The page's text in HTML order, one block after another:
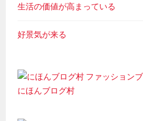
生活の価値が高まっている
好景気が来る
にほんブログ村